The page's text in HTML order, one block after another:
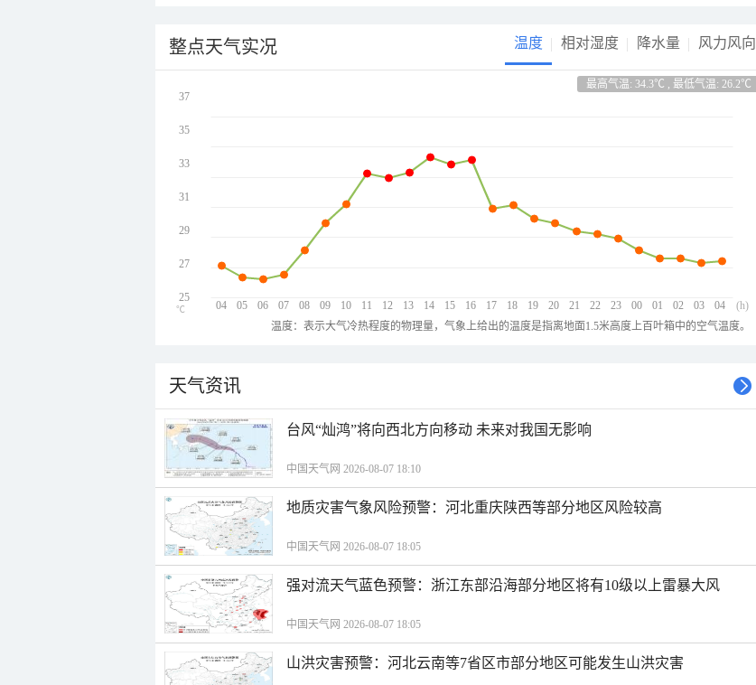
整点天气实况 温度 相对湿度 降水量 风力风向
最高气温: 34.3℃ , 最低气温: 26.2℃
04 05 06 07 08 09 10 11 12 13 14 15 16 17 18 19 20 21 22 23 00 01 02 03 04
37
35
33
31
29
27
25
(h)
℃
温度：表示大气冷热程度的物理量，气象上给出的温度是指离地面1.5米高度上百叶箱中的空气温度。
天气资讯
台风“灿鸿”将向西北方向移动 未来对我国无影响
中国天气网 2026-08-07 18:10
地质灾害气象风险预警：河北重庆陕西等部分地区风险较高
中国天气网 2026-08-07 18:05
强对流天气蓝色预警：浙江东部沿海部分地区将有10级以上雷暴大风
中国天气网 2026-08-07 18:05
山洪灾害预警：河北云南等7省区市部分地区可能发生山洪灾害